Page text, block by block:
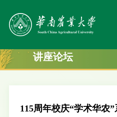
讲座论坛
115周年校庆“学术华农